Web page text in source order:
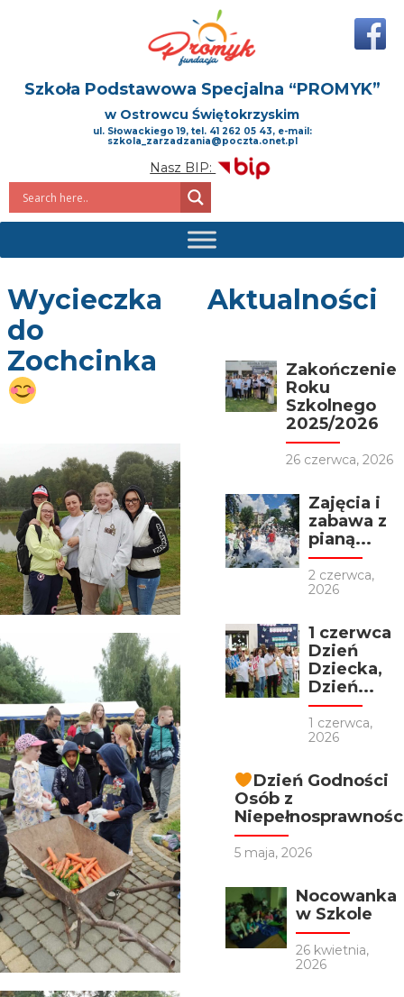
Szkoła Podstawowa Specjalna “PROMYK”
w Ostrowcu Świętokrzyskim
ul. Słowackiego 19, tel. 41 262 05 43, e-mail:
szkola_zarzadzania@poczta.onet.pl
Nasz BIP:
Wycieczka
do
Zochcinka
Aktualności
Zakończenie
Roku
Szkolnego
2025/2026
26 czerwca, 2026
Zajęcia i
zabawa z
pianą...
2 czerwca,
2026
1 czerwca
Dzień
Dziecka,
Dzień...
1 czerwca,
2026
Dzień Godności
Osób z
5 maja, 2026
Nocowanka
w Szkole
26 kwietnia,
2026